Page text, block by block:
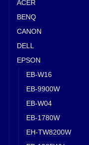
ACER
BENQ
CANON
DELL
EPSON
EB-W16
EB-9900W
EB-W04
EB-1780W
EH-TW8200W